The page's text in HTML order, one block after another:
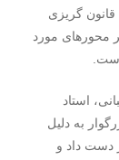
گریزی
محورهای مورد
استاد
به دلیل
از دست داد و